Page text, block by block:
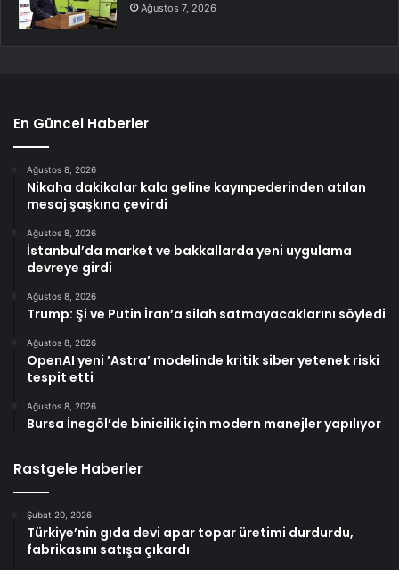
Ağustos 7, 2026
En Güncel Haberler
Ağustos 8, 2026
Nikaha dakikalar kala geline kayınpederinden atılan
mesaj şaşkına çevirdi
Ağustos 8, 2026
İstanbul’da market ve bakkallarda yeni uygulama
devreye girdi
Ağustos 8, 2026
Trump: Şi ve Putin İran’a silah satmayacaklarını söyledi
Ağustos 8, 2026
OpenAI yeni ’Astra’ modelinde kritik siber yetenek riski
tespit etti
Ağustos 8, 2026
Bursa İnegöl’de binicilik için modern manejler yapılıyor
Rastgele Haberler
Şubat 20, 2026
Türkiye’nin gıda devi apar topar üretimi durdurdu,
fabrikasını satışa çıkardı